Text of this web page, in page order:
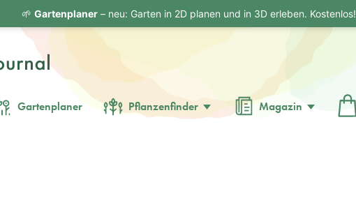
Gartenplaner Pflanzenfinder Magazin
🌱 Gartenplaner– neu: Garten in 2D planen und in 3D erleben. Kostenlos!